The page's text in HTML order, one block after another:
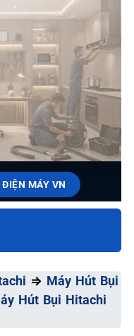
MÁY VN
HÀNH
⇒ Máy Hút Bụi
Hút Bụi Hitachi